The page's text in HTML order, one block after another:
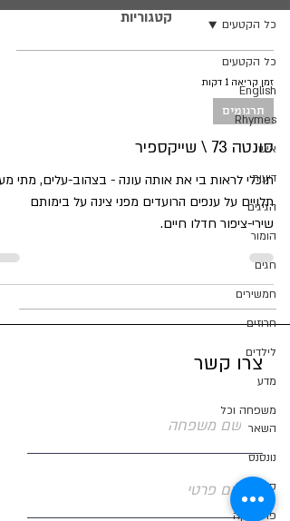
כל הקטעים
English
Rhymes
אישי
דיעות
הגיגים
הומור
חגים
חמשירים
חרוזים
לילדים
מדע
משפחה וכל
השאר
נונסנס
סאטירה
פוליטיקה
כל הקטעים
זמן קריאה 1 דקות
תרגומים
סונטה 73 \ שייקספיר
תוכלי לראות בי את אותה עונה - בצהוב-עלים, מתי
תלויים על ענפים הרועדים מפני צינה על בימותם
שירי-ציפור חדלו חיים.
קטגוריות
צרו קשר